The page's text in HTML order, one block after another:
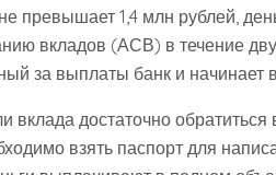
превышает 1,4 млн рублей,
вкладов (АСВ) в течение
за выплаты банк и начинает
вклада достаточно обратиться
взять паспорт для